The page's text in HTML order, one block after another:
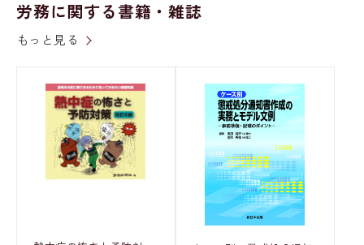
労務に関する書籍・雑誌
もっと見る